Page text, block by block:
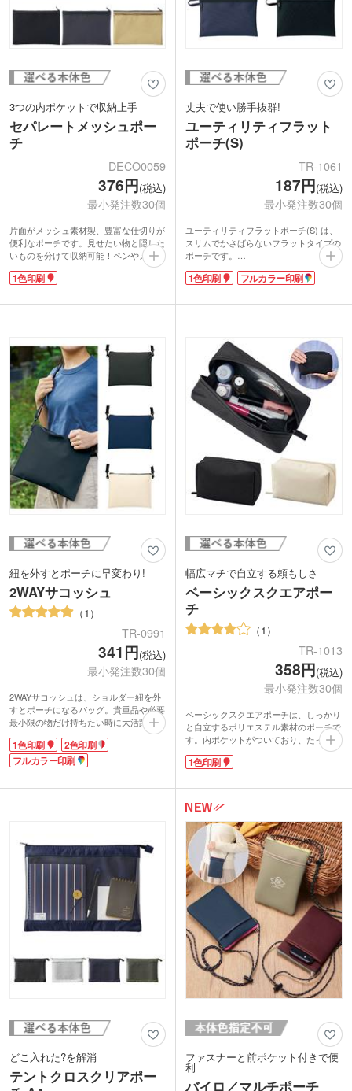
3つの内ポケットで収納上手
セパレートメッシュポー
チ
DECO0059
376円(税込)
最小発注数30個
片面がメッシュ素材製、豊富な仕切りが
便利なポーチです。見せたい物と隠した
いものを分けて収納可能！ペンやメモ帳
などをまとめる文具ポーチや、化粧ポー
チとして多目的に使えます。テント生地
撥水性があり、汚れも落としやすいのが
べます。ポケット表面かポーチ裏面に1
色印刷が可能です。ショップのロゴを印
刷しておしゃれなノベルティが作成でき
ます。
1色印刷
丈夫で使い勝手抜群!
ユーティリティフラット
ポーチ(S)
TR-1061
187円(税込)
最小発注数30個
ユーティリティフラットポーチ(S) は、
スリムでかさばらないフラットタイプの
ポーチです。
コスメはもちろんティッシュやハンカ
チ、充電ケーブルなどのモバイルグッズ
な小物をすっきり収納でき、マチ無しで
夫!たくさん使っても安心です。ループ
付きなのでファスナーも開けやすく、壁
掛けもできちゃいます。
名入れも可能で1色印刷、フルカラー印
刷に対応しています。ライブグッズやキ
ャンペーン、オリジナルグッズ制作にと
幅広くオススメのノベルティです。
1色印刷 フルカラー印刷
紐を外すとポーチに早変わり!
2WAYサコッシュ
1
TR-0991
341円(税込)
最小発注数30個
2WAYサコッシュは、ショルダー紐を外
すとポーチになるバッグ。貴重品や必要
最小限の物だけ持ちたい時に大活躍!
ショルダー紐は好きな長さに変えられる
ので普段は長く、レジャーや自転車でち
ょっと出かけたい時は短くするなど、
1色または2色印刷か、フルカラー転写で
のオリジナル印刷が可能です。ロゴやイ
ラストを印刷しておしゃれなオリジナル
グッズにするのはいかがでしょうか。
1色印刷
2色印刷
フルカラー印刷
幅広マチで自立する頼もしさ
ベーシックスクエアポー
チ
1
TR-1013
358円(税込)
最小発注数30個
ベーシックスクエアポーチは、しっかり
と自立するポリエステル素材のポーチで
す。内ポケットがついており、たっぷり
入る大容量なので、コスメポーチからト
ラベル用の小物入れなど用途も色々。フ
るので、開口部が広くなっています。使
いたいものをパッと見つけられ時短にも
なります。中身が飛び出さないストッパ
ー付きで安心。
ポーチの表面の中心に1色で名入れがで
きます。
男女問わずにお使いいただけるシンプル
デザイン。キャラクターグッズやスポー
ツの応援グッズとしてもおすすめです。
1色印刷
どこ入れた?を解消
テントクロスクリアポー
ファスナーと前ポケット付きで便
利
バイロ／マルチポーチ